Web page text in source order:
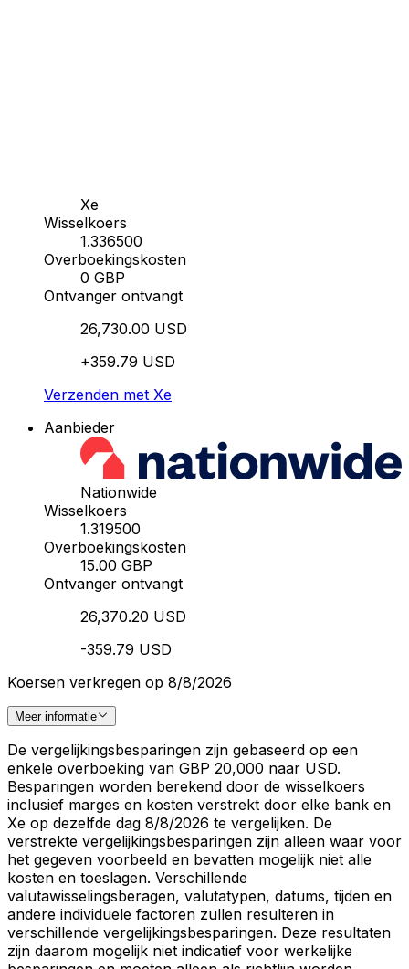
Xe
Wisselkoers
1.336500
Overboekingskosten
0 GBP
Ontvanger ontvangt
26,730.00 USD
+359.79 USD
Verzenden met Xe
Aanbieder
Nationwide
Wisselkoers
1.319500
Overboekingskosten
15.00 GBP
Ontvanger ontvangt
26,370.20 USD
-359.79 USD
Koersen verkregen op 8/8/2026
Meer informatie
De vergelijkingsbesparingen zijn gebaseerd op een
enkele overboeking van GBP 20,000 naar USD.
Besparingen worden berekend door de wisselkoers
inclusief marges en kosten verstrekt door elke bank en
Xe op dezelfde dag 8/8/2026 te vergelijken. De
verstrekte vergelijkingsbesparingen zijn alleen waar voor
het gegeven voorbeeld en bevatten mogelijk niet alle
kosten en toeslagen. Verschillende
valutawisselingsberagen, valutatypen, datums, tijden en
andere individuele factoren zullen resulteren in
verschillende vergelijkingsbesparingen. Deze resultaten
zijn daarom mogelijk niet indicatief voor werkelijke